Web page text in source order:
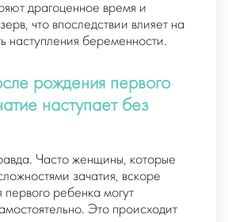
драгоценное время и
что впоследствии влияет на
наступления беременности.
рождения первого
наступает без
Часто женщины, которые
зачатия, вскоре
первого ребенка могут
Это происходит